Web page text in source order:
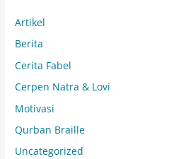
Artikel
Berita
Cerita Fabel
Cerpen Natra & Lovi
Motivasi
Qurban Braille
Uncategorized